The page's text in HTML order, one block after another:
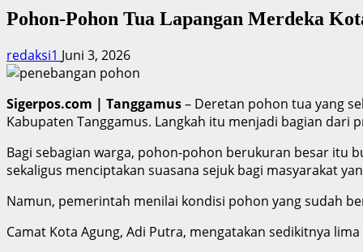
Pohon-Pohon Tua Lapangan Merdeka
redaksi1 Juni 3, 2026
Sigerpos.com | Tanggamus– Deretan pohon tua yang
Kabupaten Tanggamus. Langkah itu menjadi bagian
Bagi sebagian warga, pohon-pohon berukuran besar itu
sekaligus menciptakan suasana sejuk bagi masyarakat
Namun, pemerintah menilai kondisi pohon yang sudah
Camat Kota Agung, Adi Putra, mengatakan sedikitnya